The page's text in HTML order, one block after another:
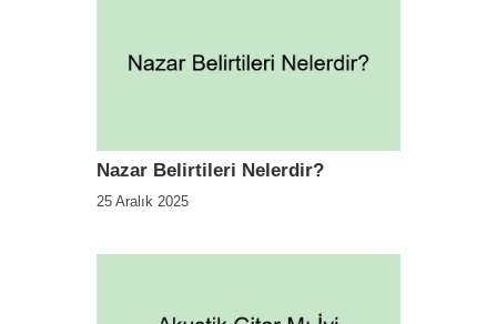
Nazar Belirtileri Nelerdir?
25 Aralık 2025